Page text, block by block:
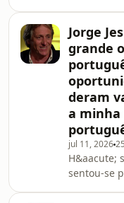
pais e, por
acreditou
Anos mais
questiona
&eacute;
Jorge
grande
deram
a minha
jul 11, 2026
H&aacute;
sentou-se